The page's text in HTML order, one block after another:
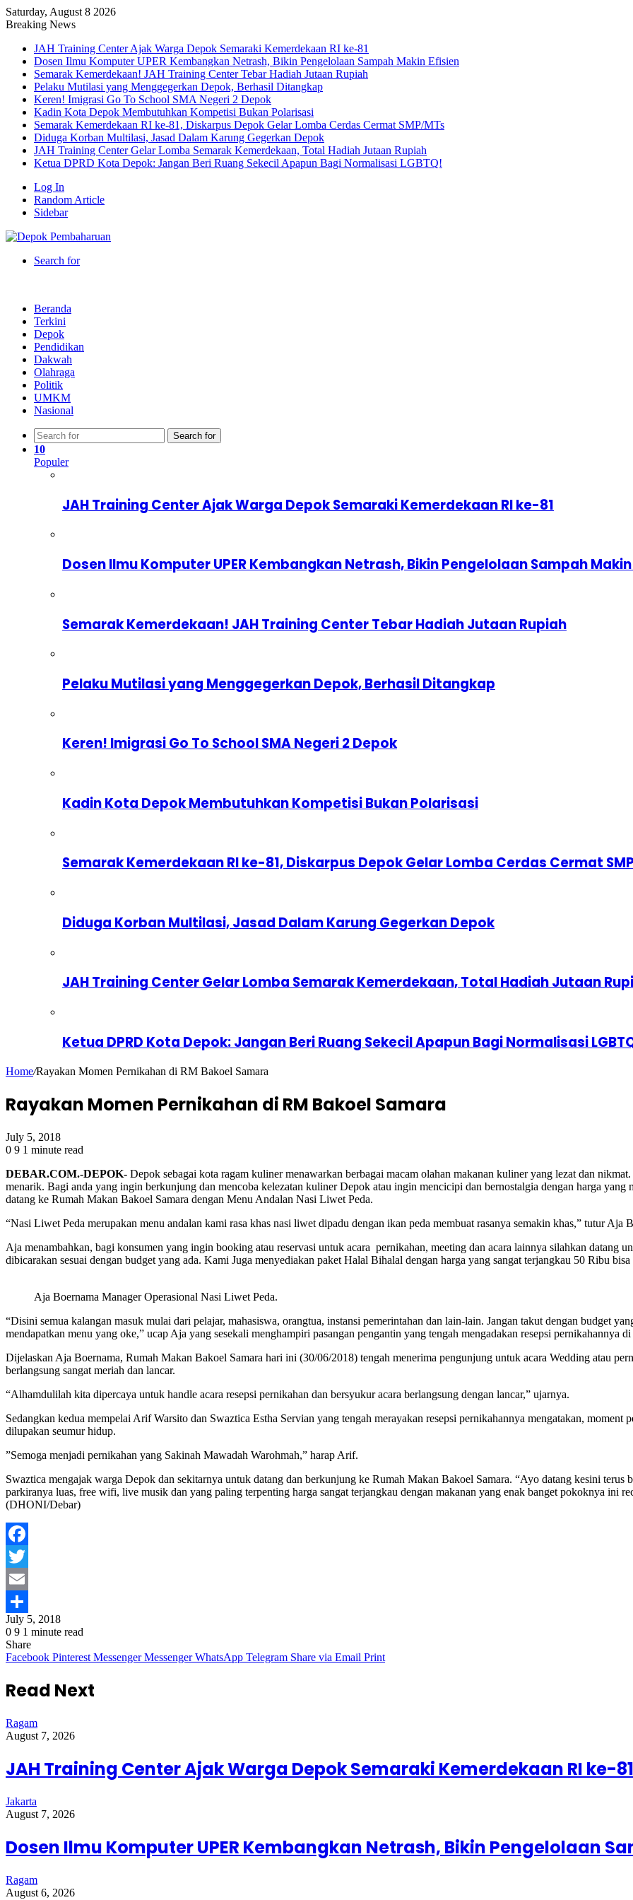
Saturday, August 8 2026
Breaking News
JAH Training Center Ajak Warga Depok Semaraki Kemerdekaan RI ke-81
Dosen Ilmu Komputer UPER Kembangkan Netrash, Bikin Pengelolaan Sampah Makin Efisien
Semarak Kemerdekaan! JAH Training Center Tebar Hadiah Jutaan Rupiah
Pelaku Mutilasi yang Menggegerkan Depok, Berhasil Ditangkap
Keren! Imigrasi Go To School SMA Negeri 2 Depok
Kadin Kota Depok Membutuhkan Kompetisi Bukan Polarisasi
Semarak Kemerdekaan RI ke-81, Diskarpus Depok Gelar Lomba Cerdas Cermat SMP/MTs
Diduga Korban Multilasi, Jasad Dalam Karung Gegerkan Depok
JAH Training Center Gelar Lomba Semarak Kemerdekaan, Total Hadiah Jutaan Rupiah
Ketua DPRD Kota Depok: Jangan Beri Ruang Sekecil Apapun Bagi Normalisasi LGBTQ!
Log In
Random Article
Sidebar
Search for
Beranda
Terkini
Depok
Pendidikan
Dakwah
Olahraga
Politik
UMKM
Nasional
Search for
10
Populer
JAH Training Center Ajak Warga Depok Semaraki Kemerdekaan RI ke-81
Dosen Ilmu Komputer UPER Kembangkan Netrash, Bikin Pengelolaan Sampah
Semarak Kemerdekaan! JAH Training Center Tebar Hadiah Jutaan Rupiah
Pelaku Mutilasi yang Menggegerkan Depok, Berhasil Ditangkap
Keren! Imigrasi Go To School SMA Negeri 2 Depok
Kadin Kota Depok Membutuhkan Kompetisi Bukan Polarisasi
Semarak Kemerdekaan RI ke-81, Diskarpus Depok Gelar Lomba Cerdas Cermat
Diduga Korban Multilasi, Jasad Dalam Karung Gegerkan Depok
JAH Training Center Gelar Lomba Semarak Kemerdekaan, Total Hadiah Jutaan
Ketua DPRD Kota Depok: Jangan Beri Ruang Sekecil Apapun Bagi Normalisasi
Home/Rayakan Momen Pernikahan di RM Bakoel Samara
Rayakan Momen Pernikahan di RM Bakoel Samara
July 5, 2018
0 9 1 minute read
DEBAR.COM.-DEPOK- Depok sebagai kota ragam kuliner menawarkan berbagai macam olahan makanan kuliner yang lezat dan
menarik. Bagi anda yang ingin berkunjung dan mencoba kelezatan kuliner Depok atau ingin mencicipi dan bernostalgia dengan harga yang
datang ke Rumah Makan Bakoel Samara dengan Menu Andalan Nasi Liwet Peda.
“Nasi Liwet Peda merupakan menu andalan kami rasa khas nasi liwet dipadu dengan ikan peda membuat rasanya semakin khas,” tutur
Aja menambahkan, bagi konsumen yang ingin booking atau reservasi untuk acara pernikahan, meeting dan acara lainnya silahkan datang
dibicarakan sesuai dengan budget yang ada. Kami Juga menyediakan paket Halal Bihalal dengan harga yang sangat terjangkau 50 Ribu
Aja Boernama Manager Operasional Nasi Liwet Peda.
“Disini semua kalangan masuk mulai dari pelajar, mahasiswa, orangtua, instansi pemerintahan dan lain-lain. Jangan takut dengan budget
mendapatkan menu yang oke,” ucap Aja yang sesekali menghampiri pasangan pengantin yang tengah mengadakan resepsi pernikahannya
Dijelaskan Aja Boernama, Rumah Makan Bakoel Samara hari ini (30/06/2018) tengah menerima pengunjung untuk acara Wedding atau
berlangsung sangat meriah dan lancar.
“Alhamdulilah kita dipercaya untuk handle acara resepsi pernikahan dan bersyukur acara berlangsung dengan lancar,” ujarnya.
Sedangkan kedua mempelai Arif Warsito dan Swaztica Estha Servian yang tengah merayakan resepsi pernikahannya mengatakan,
dilupakan seumur hidup.
”Semoga menjadi pernikahan yang Sakinah Mawadah Warohmah,” harap Arif.
Swaztica mengajak warga Depok dan sekitarnya untuk datang dan berkunjung ke Rumah Makan Bakoel Samara. “Ayo datang kesini terus
parkiranya luas, free wifi, live musik dan yang paling terpenting harga sangat terjangkau dengan makanan yang enak banget pokoknya ini
(DHONI/Debar)
Facebook
Twitter
Email
Share
July 5, 2018
0 9 1 minute read
Share
Facebook Pinterest Messenger Messenger WhatsApp Telegram Share via Email Print
Read Next
Ragam
August 7, 2026
JAH Training Center Ajak Warga Depok Semaraki Kemerdekaan RI ke-81
Jakarta
August 7, 2026
Dosen Ilmu Komputer UPER Kembangkan Netrash, Bikin Pengelolaan
Ragam
August 6, 2026